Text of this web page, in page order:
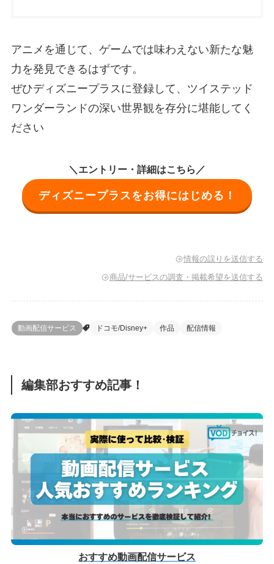
アニメを通じて、ゲームでは味わえない新たな魅
力を発見できるはずです。
ぜひディズニープラスに登録して、ツイステッド
ワンダーランドの深い世界観を存分に堪能してく
ださい
＼エントリー・詳細はこちら／
ディズニープラスをお得にはじめる！
情報の誤りを送信する
商品/サービスの調査・掲載希望を送信する
動画配信サービス ドコモ/Disney+ 作品 配信情報
編集部おすすめ記事！
おすすめ動画配信サービス